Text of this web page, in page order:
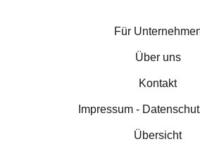
Für
Über uns
Kontakt
Impressum -
Übersicht